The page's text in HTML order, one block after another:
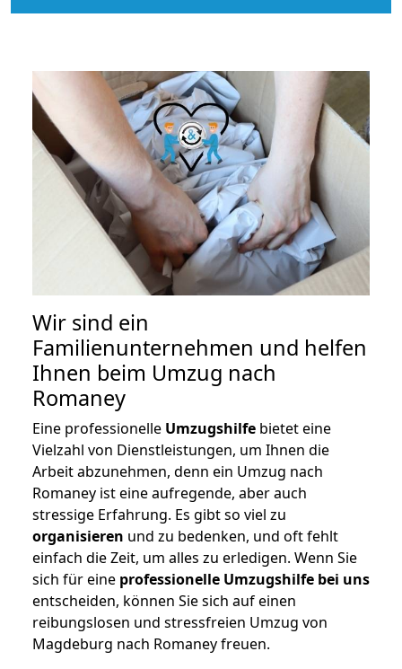
Wir sind ein
Familienunternehmen und helfen
Ihnen beim Umzug nach
Romaney
Eine professionelle Umzugshilfe bietet eine
Vielzahl von Dienstleistungen, um Ihnen die
Arbeit abzunehmen, denn ein Umzug nach
Romaney ist eine aufregende, aber auch
stressige Erfahrung. Es gibt so viel zu
organisieren und zu bedenken, und oft fehlt
einfach die Zeit, um alles zu erledigen. Wenn Sie
sich für eine professionelle Umzugshilfe bei uns
entscheiden, können Sie sich auf einen
reibungslosen und stressfreien Umzug von
Magdeburg nach Romaney freuen.